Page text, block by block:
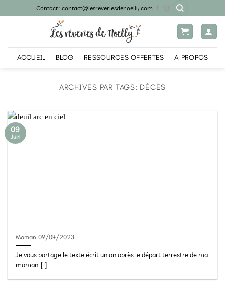
au
Contact : contact@lesreveriesdenoelly.com
ACCUEIL BLOG RESSOURCES OFFERTES A PROPOS
ARCHIVES PAR TAGS: DÉCÈS
Maman 09/04/2023
Je vous partage le texte écrit un an après le départ terrestre de ma
maman. [...]
09
Juin